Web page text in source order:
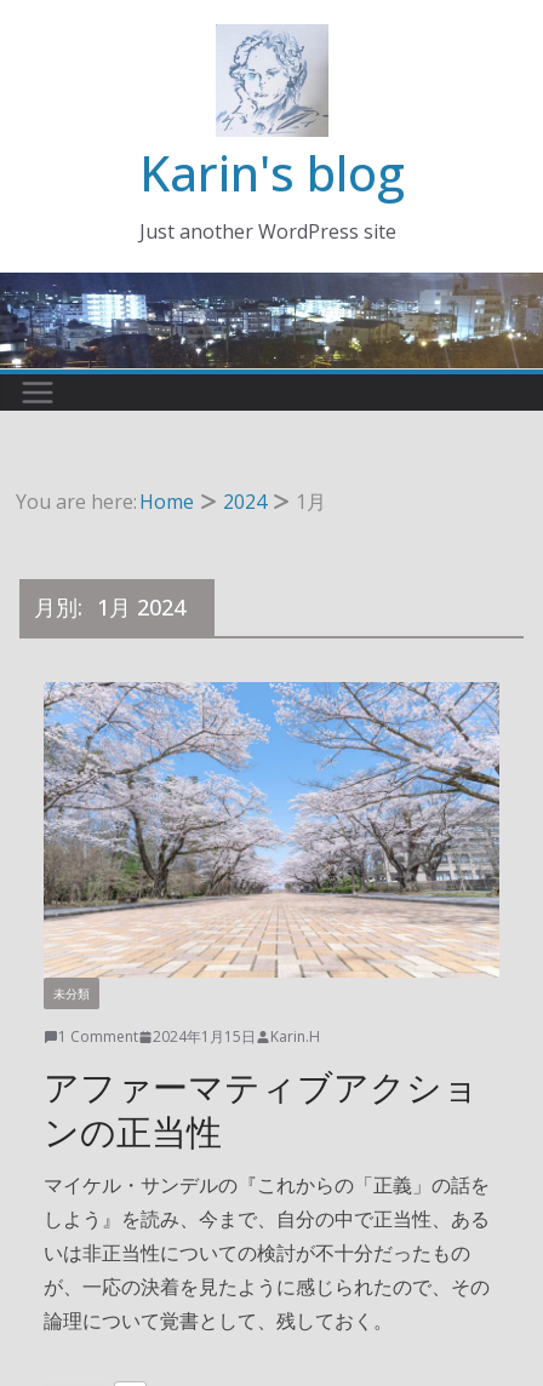
ッ
プ
Karin's blog
Just another WordPress site
You are here:Home 2024 1月
月別: 1月 2024
未分類
1 Comment 2024年1月15日 Karin.H
アファーマティブアクショ
ンの正当性
マイケル・サンデルの『これからの「正義」の話を
しよう』を読み、今まで、自分の中で正当性、ある
いは非正当性についての検討が不十分だったもの
が、一応の決着を見たように感じられたので、その
論理について覚書として、残しておく。